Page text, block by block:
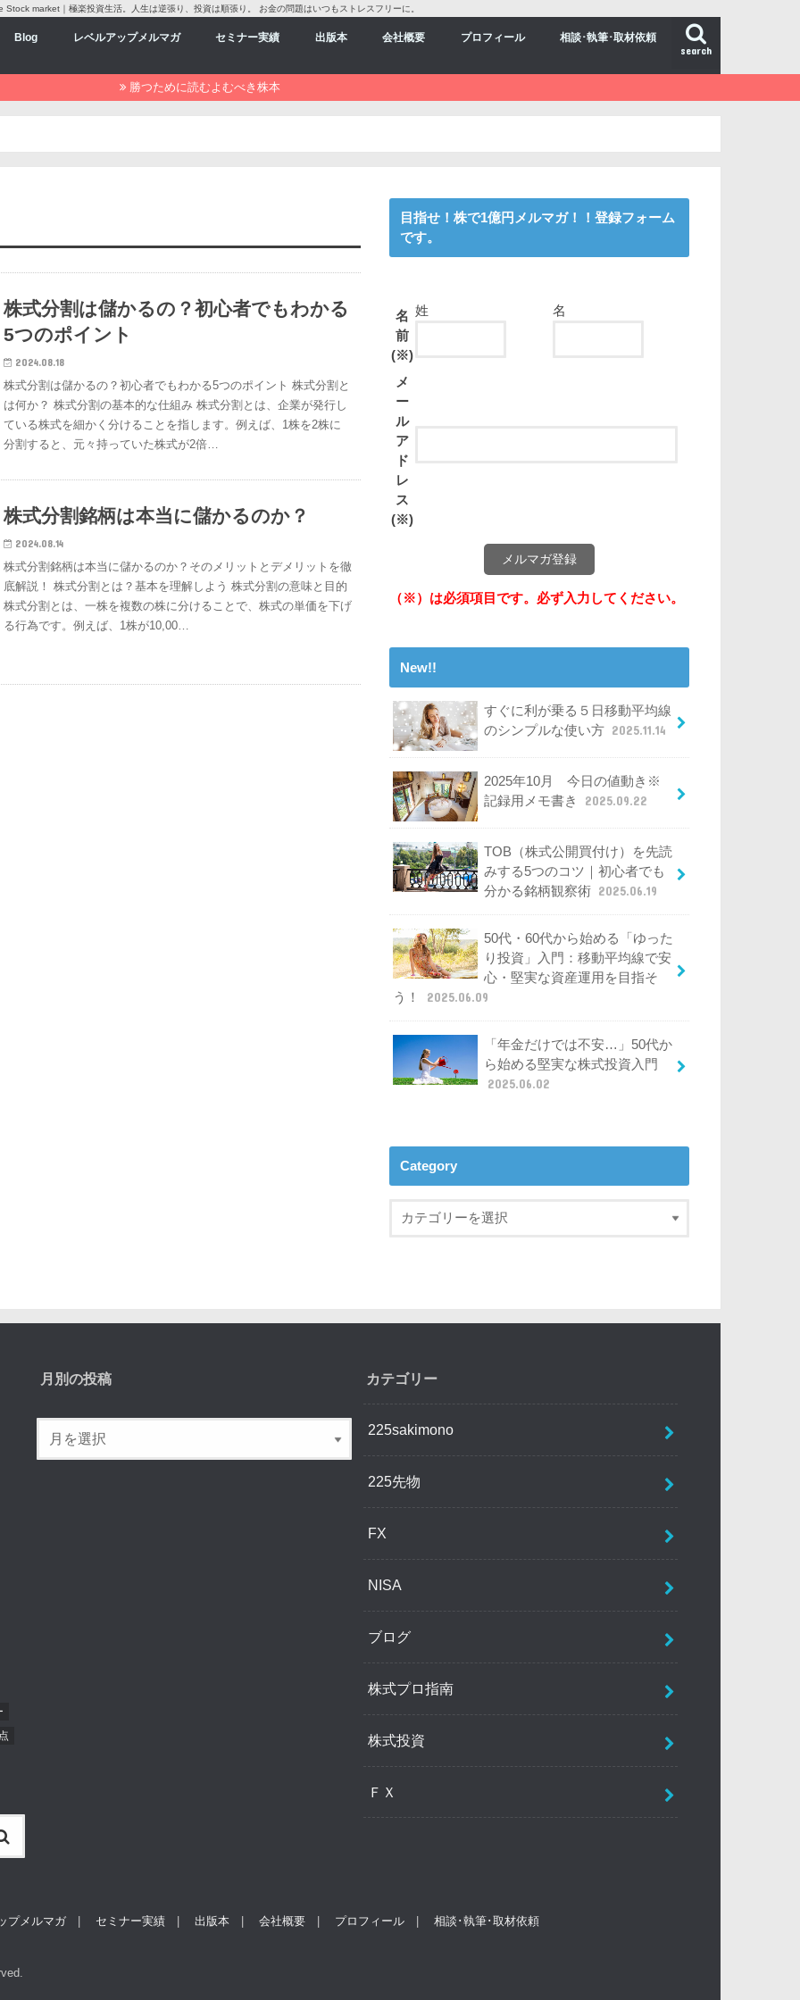
Stock market｜極楽投資生活。人生は逆張り、投資は順張り。 お金の問題はいつもストレスフリーに。
search
Blog レベルアップメルマガ セミナー実績 出版本 会社概要 プロフィール 相談･執筆･取材依頼
勝つために読むよむべき株本
株式分割は儲かるの？初心者でもわかる
5つのポイント
2024.08.18
株式分割は儲かるの？初心者でもわかる5つのポイント 株式分割と
は何か？ 株式分割の基本的な仕組み 株式分割とは、企業が発行し
ている株式を細かく分けることを指します。例えば、1株を2株に
分割すると、元々持っていた株式が2倍…
株式分割銘柄は本当に儲かるのか？
2024.08.14
株式分割銘柄は本当に儲かるのか？そのメリットとデメリットを徹
底解説！ 株式分割とは？基本を理解しよう 株式分割の意味と目的
株式分割とは、一株を複数の株に分けることで、株式の単価を下げ
る行為です。例えば、1株が10,00…
目指せ！株で1億円メルマガ！！登録フォーム
です。
名
前
(※)
姓 名
メ
ー
ル
ア
ド
レ
ス
(※)
（※）は必須項目です。必ず入力してください。
New!!
すぐに利が乗る５日移動平均線
のシンプルな使い方 2025.11.14
2025年10月 今日の値動き※
記録用メモ書き
2025.09.22
TOB（株式公開買付け）を先読
みする5つのコツ｜初心者でも
分かる銘柄観察術 2025.06.19
50代・60代から始める「ゆった
り投資」入門：移動平均線で安
心・堅実な資産運用を目指そ
う！
2025.06.09
「年金だけでは不安…」50代か
ら始める堅実な株式投資入門
2025.06.02
Category
月別の投稿 カテゴリー
225sakimono
225先物
FX
NISA
ブログ
株式プロ指南
株式投資
ＦＸ
プメルマガ セミナー実績 出版本 会社概要 プロフィール 相談･執筆･取材依頼